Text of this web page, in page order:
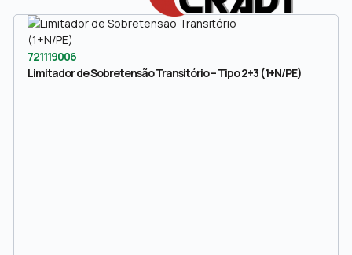
721119006
Limitador de Sobretensão Transitório – Tipo 2+3 (1+N/PE)